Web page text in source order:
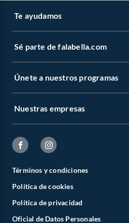
Te ayudamos
Sé parte de falabella.com
Únete a nuestros programas
Nuestras empresas
Términos y condiciones
Política de cookies
Política de privacidad
Oficial de Datos Personales